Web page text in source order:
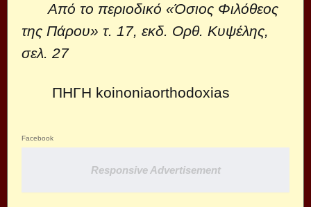
Από το περιοδικό «Όσιος Φιλόθεος
της Πάρου» τ. 17, εκδ. Ορθ. Κυψέλης,
σελ. 27
ΠΗΓΗ koinoniaorthodoxias
Facebook
Responsive Advertisement